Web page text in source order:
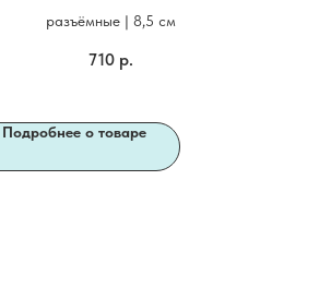
разъёмные | 8,5 см
710 р.
Подробнее о товаре